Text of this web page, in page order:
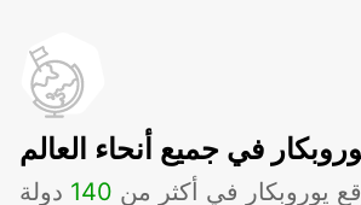
في جميع أنحاء العالم
يوروبكار في أكثر من 140 دولة